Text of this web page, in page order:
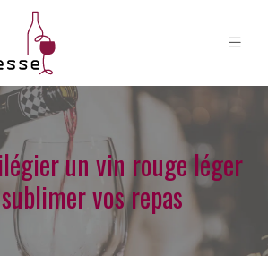
un vin rouge léger
vos repas